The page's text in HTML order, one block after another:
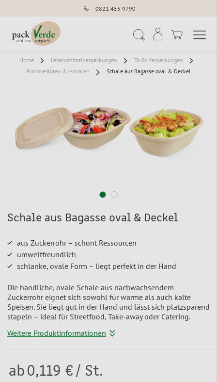
0821 455 9790
Home Lebensmittelverpackungen
To Go Verpackungen
Pommestüten & -schalen
Schale aus Bagasse oval & Deckel
Schale aus Bagasse oval & Deckel
aus Zuckerrohr – schont Ressourcen
umweltfreundlich
schlanke, ovale Form – liegt perfekt in der Hand
Die handliche, ovale Schale aus nachwachsendem
Zuckerrohr eignet sich sowohl für warme als auch kalte
Speisen. Sie liegt gut in der Hand und lässt sich platzsparend
stapeln – ideal für Streetfood, Take-away oder Catering.
Weitere Produktinformationen
ab 0,119 € / St.